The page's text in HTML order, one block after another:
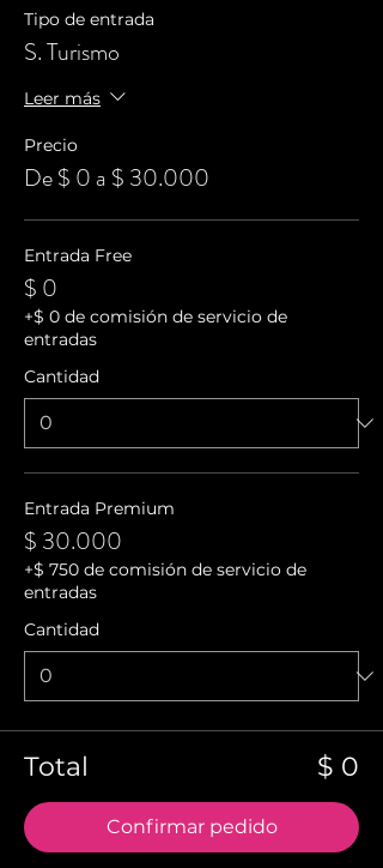
Tipo de entrada
S. Turismo
Leer más
Precio
De $ 0 a $ 30.000
Entrada Free
$ 0
+$ 0 de comisión de servicio de
entradas
Cantidad
Entrada Premium
$ 30.000
+$ 750 de comisión de servicio de
entradas
Cantidad
Total $ 0
Confirmar pedido